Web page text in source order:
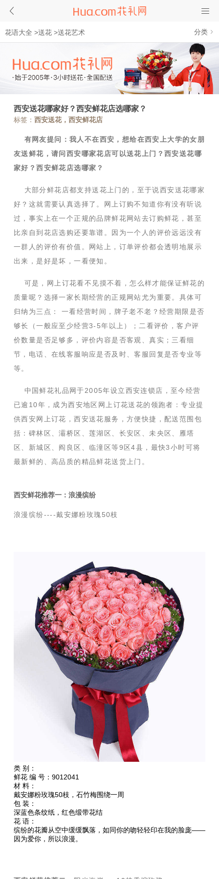
花语大全 >送花 >送花艺术 分类
西安送花哪家好？西安鲜花店选哪家？
标签： 西安送花，西安鲜花店
有网友提问：我人不在西安，想给在西安上大学的女朋
友送鲜花，请问西安哪家花店可以送花上门？西安送花哪
家好？西安鲜花店选哪家？
大部分鲜花店都支持送花上门的，至于说西安送花哪家
好？这就需要认真选择了。网上订购不知道你有没有听说
过，事实上在一个正规的品牌鲜花网站去订购鲜花，甚至
比亲自到花店选购还要靠谱。因为一个人的评价远远没有
一群人的评价有价值。网站上，订单评价都会透明地展示
出来，是好是坏，一看便知。
可是，网上订花看不见摸不着，怎么样才能保证鲜花的
质量呢？选择一家长期经营的正规网站尤为重要。具体可
归纳为三点： 一看经营时间，牌子老不老？经营期限是否
够长（一般应至少经营3-5年以上）；二看评价，客户评
价数量是否足够多，评价内容是否客观、真实；三看细
节，电话、在线客服响应是否及时、客服回复是否专业等
等。
中国鲜花礼品网于2005年设立西安连锁店，至今经营
已逾10年，成为西安地区网上订花送花的领跑者：专业提
供西安网上订花，西安送花服务，方便快捷，配送范围包
括：碑林区、灞桥区、莲湖区、长安区、未央区、雁塔
区、新城区、阎良区、临潼区等9区4县，最快3小时可将
最新鲜的、高品质的精品鲜花送货上门。
西安鲜花推荐一： 浪漫缤纷
浪漫缤纷----戴安娜粉玫瑰50枝
类 别：
鲜花 编 号：9012041
材 料：
戴安娜粉玫瑰50枝，石竹梅围绕一周
包 装：
深蓝色条纹纸，红色缎带花结
花 语：
缤纷的花瓣从空中缓缓飘落，如同你的吻轻轻印在我的脸庞——
因为爱你，所以浪漫。